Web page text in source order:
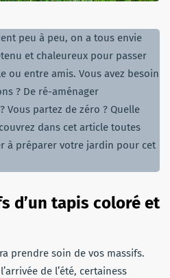
peu à peu, on a tous envie
et chaleureux pour passer
ou entre amis. Vous avez besoin
? De ré-aménager
Vous partez de zéro ? Quelle
dans cet article toutes
à préparer votre jardin pour cet
d’un tapis coloré et
prendre soin de vos massifs.
de l’été, certainess